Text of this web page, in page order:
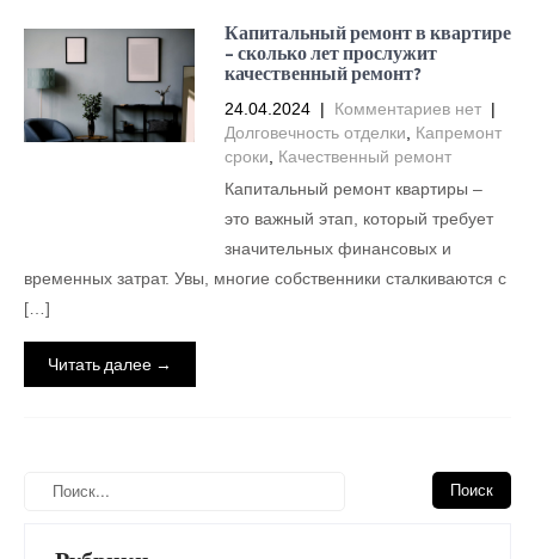
Капитальный ремонт в квартире
– сколько лет прослужит
качественный ремонт?
24.04.2024 | Комментариев нет |
Долговечность отделки
Капремонт
сроки
Качественный ремонт
Капитальный ремонт квартиры –
это важный этап, который требует
значительных финансовых и
временных затрат. Увы, многие собственники сталкиваются с
[…]
Читать далее →